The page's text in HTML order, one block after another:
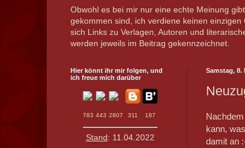
Obwohl es bei mir nur eine echte Meinung
gekommen sind, ich verdiene keinen einzigen
sich Links zu Verlagen, Autoren und
werden jeweils im Beitrag gekennzeichnet.
Samstag, 8.
kann,
damit an
Hier könnt ihr mir folgen, und
ich freue mich darüber
783 443 2807 311 187
Stand: 11.04.2022